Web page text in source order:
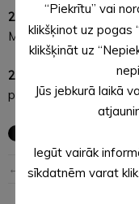
26. jūnijā plkst. 16.00–
Māriņkalna tautas
27. jūnijā plkst. 16.00–
pamatskolas
← Iepriekšējā ziņa
“Piekrītu” vai
klikšķinot uz pogas
klikšķināt uz
Jūs jebkurā laikā
Iegūt vairāk
sīkdatnēm varat